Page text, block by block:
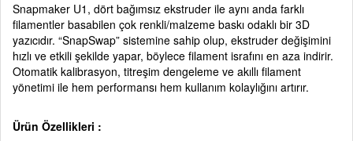
Snapmaker U1, dört bağımsız ekstruder ile aynı anda farklı
filamentler basabilen çok renkli/malzeme baskı odaklı bir 3D
yazıcıdır. “SnapSwap” sistemine sahip olup, ekstruder değişimini
hızlı ve etkili şekilde yapar, böylece filament israfını en aza indirir.
Otomatik kalibrasyon, titreşim dengeleme ve akıllı filament
yönetimi ile hem performansı hem kullanım kolaylığını artırır.
Ürün Özellikleri :